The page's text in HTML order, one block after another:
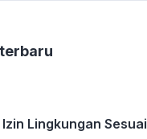
Lingkungan Sesuai